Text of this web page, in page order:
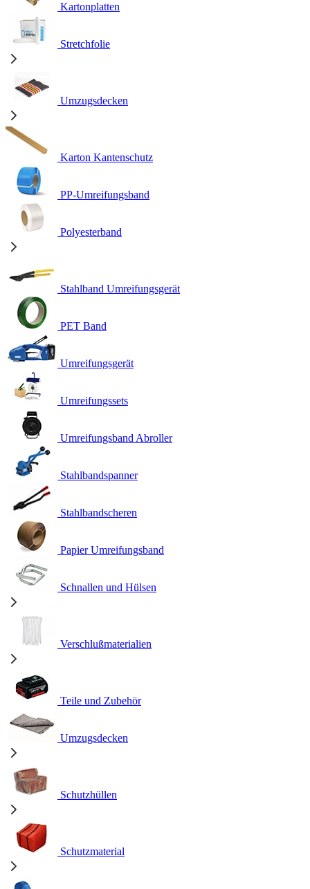
Kartonplatten
Stretchfolie
Umzugsdecken
Karton Kantenschutz
PP-Umreifungsband
Polyesterband
Stahlband Umreifungsgerät
PET Band
Umreifungsgerät
Umreifungssets
Umreifungsband Abroller
Stahlbandspanner
Stahlbandscheren
Papier Umreifungsband
Schnallen und Hülsen
Verschlußmaterialien
Teile und Zubehör
Umzugsdecken
Schutzhüllen
Schutzmaterial